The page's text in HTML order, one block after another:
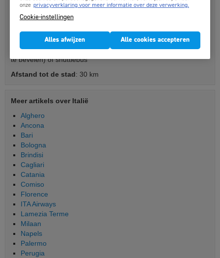
Luchthaven informatie Turijn
Luchthaven(s): Turijn Caselle Airport Turijn
Vluchtduur
: 1u 45min (indien rechtstreeks)
Vervoer stad: 45-60 minuten per taxi (onderhandelen is aan
te bevelen) of shuttlebus
Afstand tot de stad: 30 km
Meer artikels over Italië
Alghero
Ancona
Bari
Bologna
Brindisi
Cagliari
Catania
Comiso
Florence
ITA Airways
Lamezia Terme
Milaan
Napels
Palermo
Perugia
onze privacyverklaring voor meer informatie over deze verwerking.
Cookie-instellingen
Alles afwijzen Alle cookies accepteren